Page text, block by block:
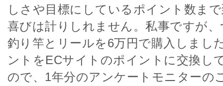
しさや目標にしているポイント数ま
喜びは計りしれません。私事ですが
釣り竿とリールを6万円で購入しまし
ントをECサイトのポイントに交換し
ので、1年分のアンケートモニターの